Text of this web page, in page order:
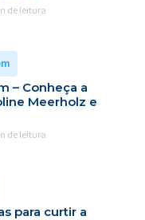
de leitura
– Conheça a
Meerholz e
de leitura
para curtir a